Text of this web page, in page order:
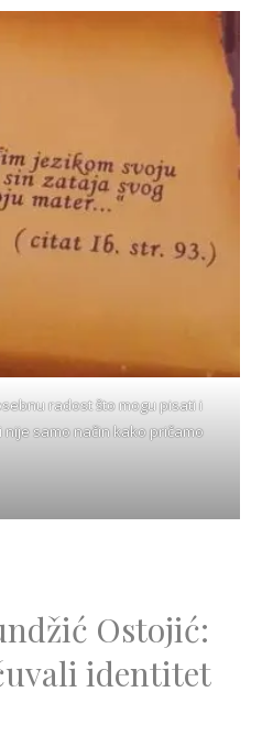
radost što mogu pisati i
samo način kako pričamo
Ostojić:
identitet